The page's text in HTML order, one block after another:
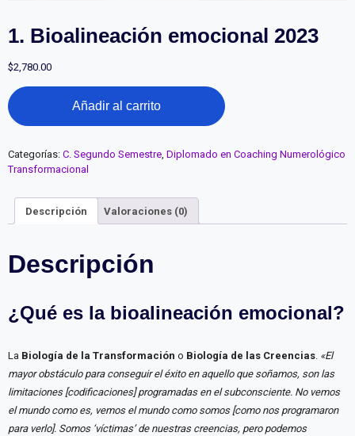
1. Bioalineación emocional 2023
$2,780.00
1.
Bioalineación
emocional
cantidad
Añadir al carrito
Categorías: C. Segundo Semestre, Diplomado en Coaching Numerológico
Transformacional
Descripción Valoraciones (0)
Descripción
¿Qué es la bioalineación emocional?
La Biología de la Transformación o Biología de las Creencias. «El
mayor obstáculo para conseguir el éxito en aquello que soñamos, son las
limitaciones [codificaciones] programadas en el subconsciente. No vemos
el mundo como es, vemos el mundo como somos [como nos programaron
para verlo]. Somos ‘víctimas’ de nuestras creencias, pero podemos